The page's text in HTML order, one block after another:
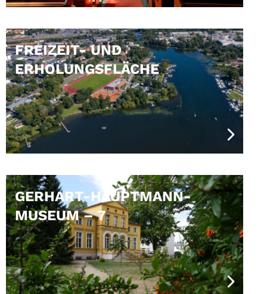
FREIZEIT- UND
ERHOLUNGSFLÄCHE
GERHART-HAUPTMANN-
MUSEUM – 7